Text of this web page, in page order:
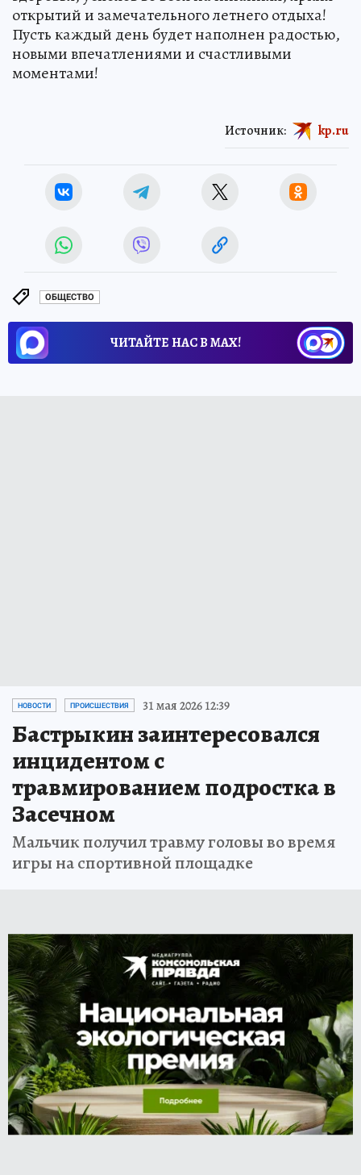
открытий и замечательного летнего отдыха!
Пусть каждый день будет наполнен радостью,
новыми впечатлениями и счастливыми
моментами!
Источник: kp.ru
ОБЩЕСТВО
ЧИТАЙТЕ НАС В МАХ!
НОВОСТИ ПРОИСШЕСТВИЯ 31 мая 2026 12:39
Бастрыкин заинтересовался
инцидентом с
травмированием подростка в
Засечном
Мальчик получил травму головы во время
игры на спортивной площадке